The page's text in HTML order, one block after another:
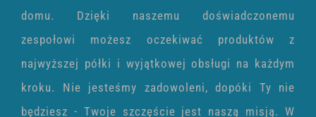
domu. Dzięki naszemu doświadczonemu
zespołowi możesz oczekiwać produktów z
najwyższej półki i wyjątkowej obsługi na każdym
kroku. Nie jesteśmy zadowoleni, dopóki Ty nie
będziesz - Twoje szczęście jest naszą misją. W